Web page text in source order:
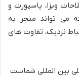
ویزا، پاسپورت و
می تواند منجر به
نزدیک، تفاوت های
بین المللی شماست